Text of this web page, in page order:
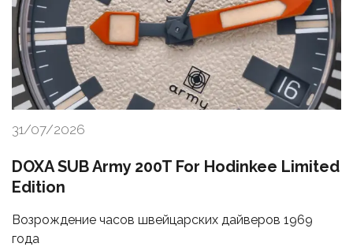
31/07/2026
DOXA SUB Army 200T For Hodinkee Limited
Edition
Возрождение часов швейцарских дайверов 1969
года